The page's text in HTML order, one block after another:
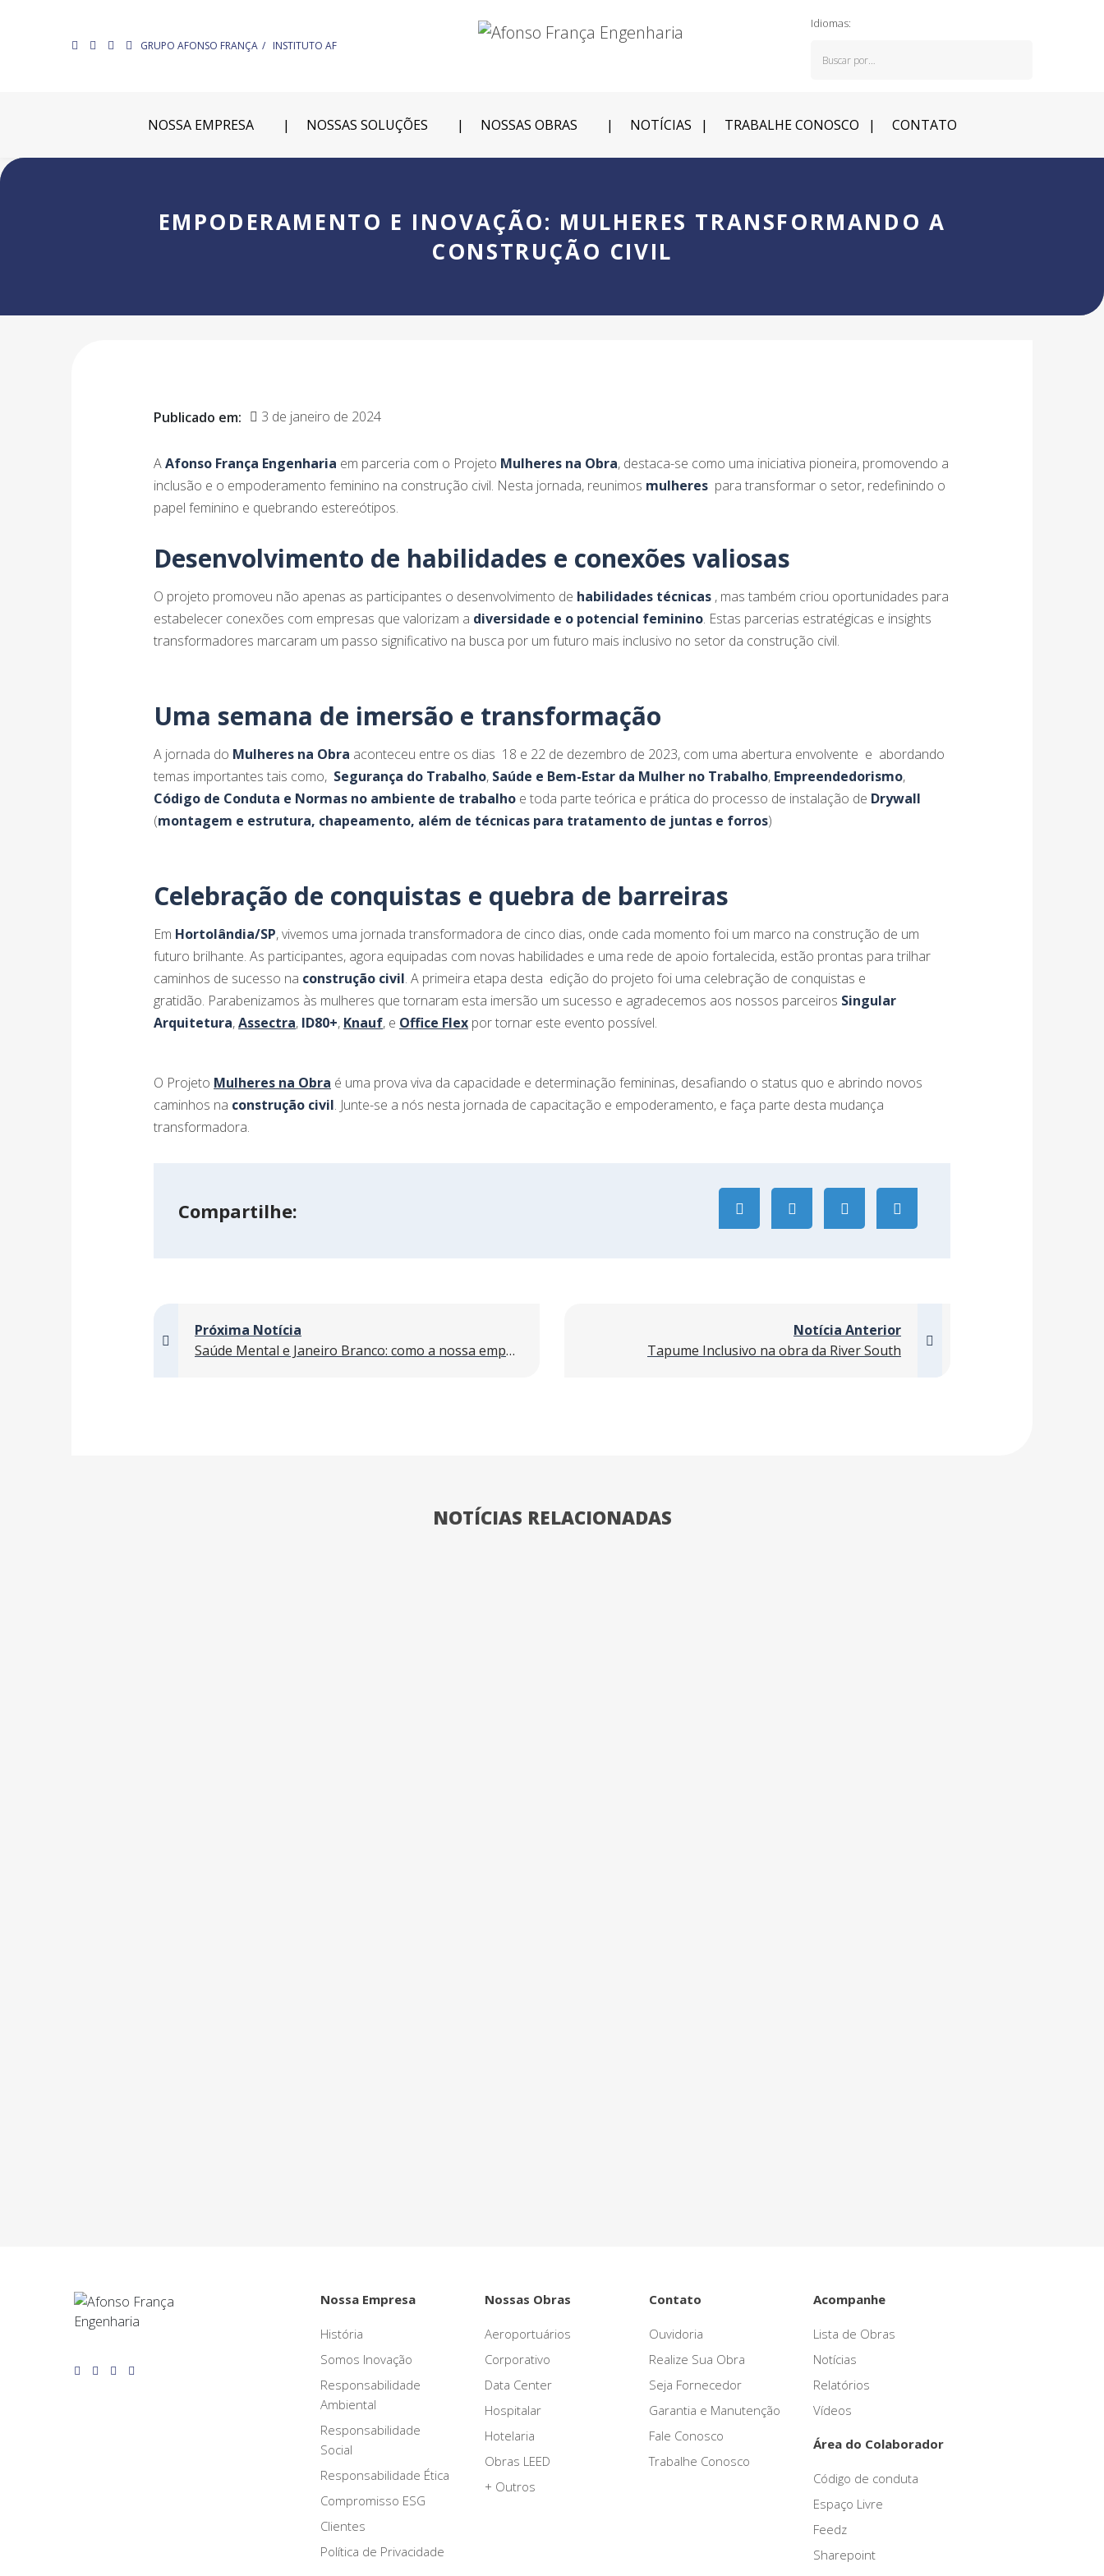
GRUPO AFONSO FRANÇA INSTITUTO AF
Idiomas:
NOSSA EMPRESA NOSSAS SOLUÇÕES NOSSAS OBRAS NOTÍCIAS TRABALHE CONOSCO CONTATO
EMPODERAMENTO E INOVAÇÃO: MULHERES TRANSFORMANDO A
CONSTRUÇÃO CIVIL
Publicado em: 3 de janeiro de 2024
AAfonso França Engenharia em parceria com o Projeto Mulheres na Obra, destaca-se como uma iniciativa pioneira, promovendo a
inclusão e o empoderamento feminino na construção civil. Nesta jornada, reunimos mulheres para transformar o setor, redefinindo o
papel feminino e quebrando estereótipos.
Desenvolvimento de habilidades e conexões valiosas
O projeto promoveu não apenas as participantes o desenvolvimento de habilidades técnicas , mas também criou oportunidades para
estabelecer conexões com empresas que valorizam a diversidade e o potencial feminino. Estas parcerias estratégicas e insights
transformadores marcaram um passo significativo na busca por um futuro mais inclusivo no setor da construção civil.
Uma semana de imersão e transformação
A jornada do Mulheres na Obra aconteceu entre os dias 18 e 22 de dezembro de 2023, com uma abertura envolvente e abordando
temas importantes tais como, Segurança do Trabalho, Saúde e Bem-Estar da Mulher no Trabalho, Empreendedorismo,
Código de Conduta e Normas no ambiente de trabalho e toda parte teórica e prática do processo de instalação de Drywall
(montagem e estrutura, chapeamento, além de técnicas para tratamento de juntas e forros)
Celebração de conquistas e quebra de barreiras
Em Hortolândia/SP, vivemos uma jornada transformadora de cinco dias, onde cada momento foi um marco na construção de um
futuro brilhante. As participantes, agora equipadas com novas habilidades e uma rede de apoio fortalecida, estão prontas para trilhar
caminhos de sucesso na construção civil. A primeira etapa desta edição do projeto foi uma celebração de conquistas e
gratidão. Parabenizamos às mulheres que tornaram esta imersão um sucesso e agradecemos aos nossos parceiros Singular
Arquitetura,Assectra, ID80+, Knauf, e Office Flex por tornar este evento possível.
O Projeto Mulheres na Obra é uma prova viva da capacidade e determinação femininas, desafiando o status quo e abrindo novos
caminhos na construção civil. Junte-se a nós nesta jornada de capacitação e empoderamento, e faça parte desta mudança
transformadora.
Compartilhe:
Próxima Notícia
Saúde Mental e Janeiro Branco: como a nossa empresa cultiva o bem-estar dos colaboradores
Notícia Anterior
Tapume Inclusivo na obra da River South
NOTÍCIAS RELACIONADAS
Nossa Empresa
História
Somos Inovação
Responsabilidade
Ambiental
Responsabilidade
Social
Responsabilidade Ética
Compromisso ESG
Clientes
Política de Privacidade
Nossas Obras
Aeroportuários
Corporativo
Data Center
Hospitalar
Hotelaria
Obras LEED
+ Outros
Contato
Ouvidoria
Realize Sua Obra
Seja Fornecedor
Garantia e Manutenção
Fale Conosco
Trabalhe Conosco
Acompanhe
Lista de Obras
Notícias
Relatórios
Vídeos
Área do Colaborador
Código de conduta
Espaço Livre
Feedz
Sharepoint